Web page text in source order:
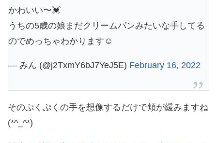
かわいい〜💓
うちの5歳の娘まだクリームパンみたいな手してる
のでめっちゃわかります☺️
— みん (@j2TxmY6bJ7YeJ5E) February 16, 2022
そのぷくぷくの手を想像するだけで頬が緩みますね
(*^_^*)